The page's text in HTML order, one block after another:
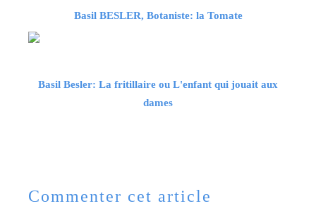
Basil BESLER, Botaniste: la Tomate
Basil Besler: La fritillaire ou L'enfant qui jouait aux
dames
Commenter cet article